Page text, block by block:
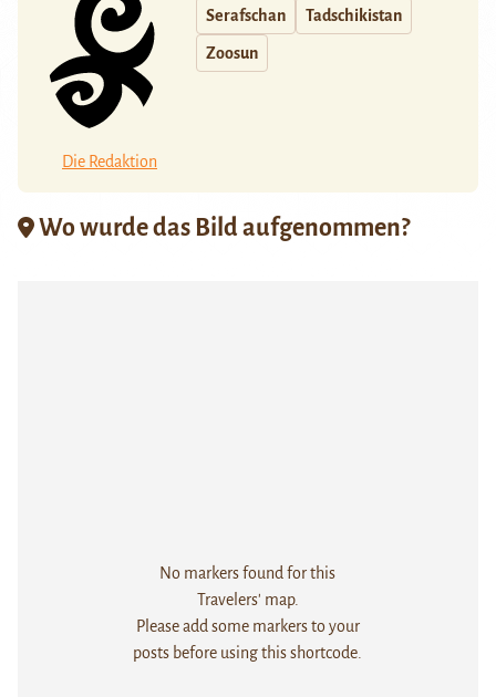
Die Redaktion
Serafschan Tadschikistan
Zoosun
Wo wurde das Bild aufgenommen?
No markers found for this
Travelers' map.
Please add some markers to your
posts before using this shortcode.